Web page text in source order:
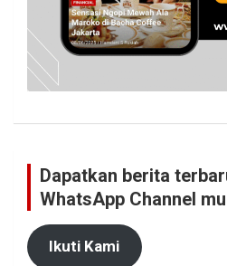
Dapatkan berita
WhatsApp Channel
Ikuti Kami